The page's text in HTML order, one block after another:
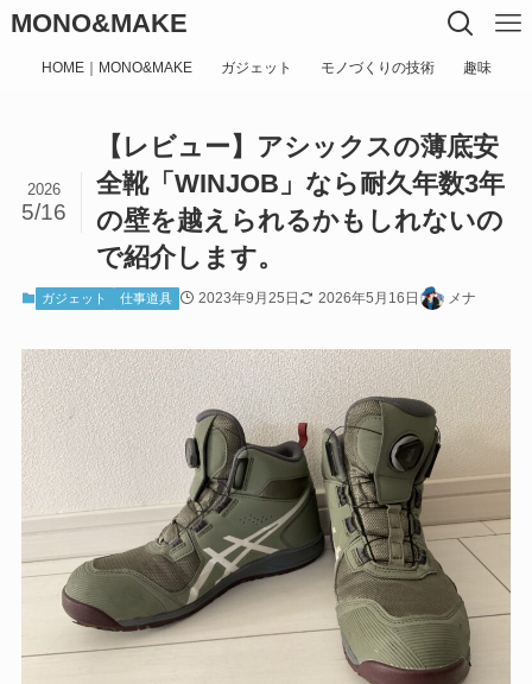
MONO&MAKE
HOME｜MONO&MAKE ガジェット モノづくりの技術 趣味
【レビュー】アシックスの薄底安
全靴「WINJOB」なら耐久年数3年
の壁を越えられるかもしれないの
で紹介します。
2026
5/16
ガジェット 仕事道具 2023年9月25日 2026年5月16日 メナ